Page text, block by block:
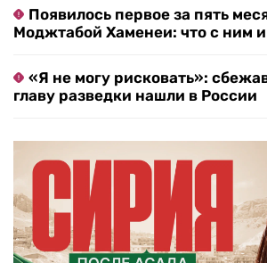
Появилось первое за пять
Моджтабой Хаменеи: что с ним и
«Я не могу рисковать»:
главу разведки нашли в России